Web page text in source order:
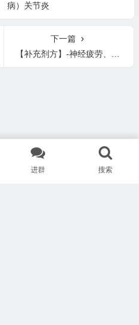
病）关节炎
下一篇
【补充剂方】-神经疲劳、全身劳累不耐受症、病毒感染疲劳
进群 搜索